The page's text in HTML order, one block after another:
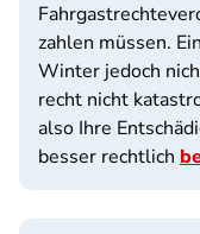
zahlen müssen.
Winter jedoch
recht nicht
also Ihre
besser rechtlich